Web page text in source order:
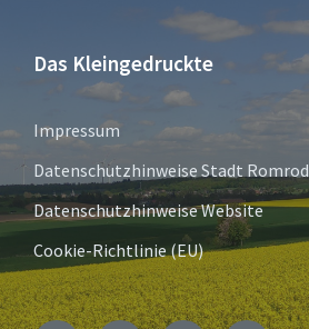
Das Kleingedruckte
Impressum
Datenschutzhinweise Stadt Romrod
Datenschutzhinweise Website
Cookie-Richtlinie (EU)